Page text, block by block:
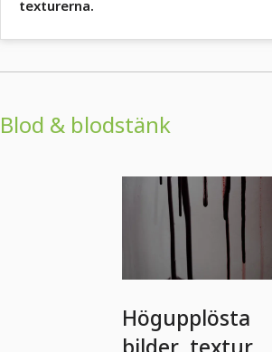
texturerna.
Blod & blodstänk
Högupplösta